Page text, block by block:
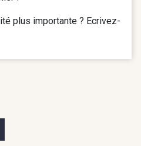
plus importante ? Ecrivez-